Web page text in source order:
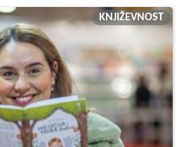
KNJIŽEVNOST